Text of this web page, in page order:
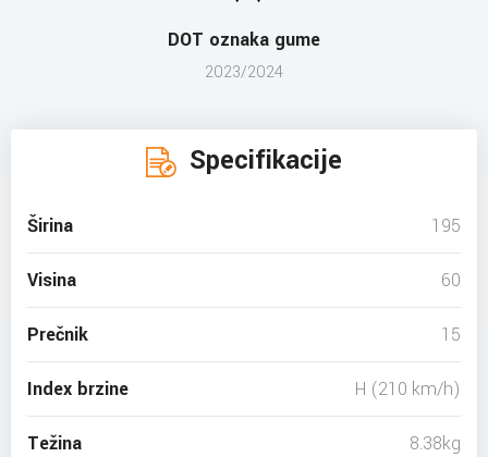
DOT oznaka gume
2023/2024
Specifikacije
Širina 195
Visina 60
Prečnik 15
Index brzine H (210 km/h)
Težina 8.38kg